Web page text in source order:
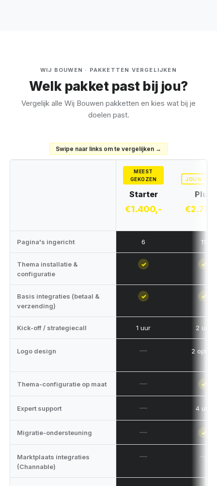
WIJ BOUWEN · PAKKETTEN VERGELIJKEN
Welk pakket past bij jou?
Vergelijk alle Wij Bouwen pakketten en kies wat bij je
doelen past.
Swipe naar links om te vergelijken →
MEEST
GEKOZEN
Starter
€1.400,-
JOUW
Plus
Pagina's ingericht 6 11
Thema installatie &
configuratie
✓ ✓
Basis integraties (betaal &
verzending)
✓ ✓
Kick-off / strategiecall 1 uur 2 uur
Logo design — 2 opties
Thema-configuratie op maat — ✓
Expert support — 4 uur
Migratie-ondersteuning — ✓
Marktplaats integraties
(Channable)
— —